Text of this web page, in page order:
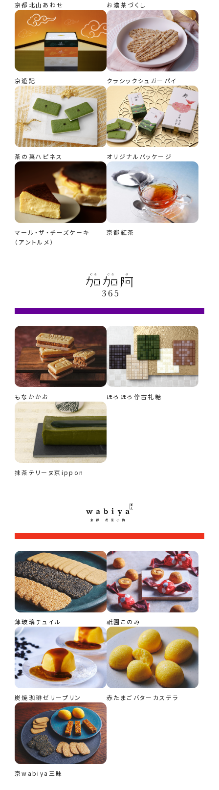
京都北山あわせ お濃茶づくし
京遊記 クラシックシュガーパイ
茶の菓ハピネス オリジナルパッケージ
マール・ザ・チーズケーキ
（アントルメ）
京都紅茶
もなかかお ほろほろ佇古礼糖
抹茶テリーヌ京ippon
薄玻璃チュイル 祇園このみ
炭焼珈琲ゼリープリン 赤たまごバターカステラ
京wabiya三昧